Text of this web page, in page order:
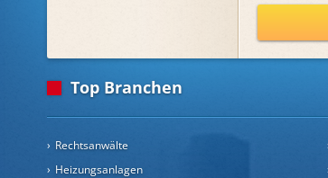
Top Branchen
Rechtsanwälte
Heizungsanlagen